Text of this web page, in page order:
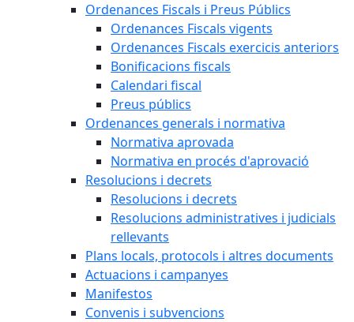
Ordenances Fiscals i Preus Públics
Ordenances Fiscals vigents
Ordenances Fiscals exercicis anteriors
Bonificacions fiscals
Calendari fiscal
Preus públics
Ordenances generals i normativa
Normativa aprovada
Normativa en procés d'aprovació
Resolucions i decrets
Resolucions i decrets
Resolucions administratives i judicials
rellevants
Plans locals, protocols i altres documents
Actuacions i campanyes
Manifestos
Convenis i subvencions